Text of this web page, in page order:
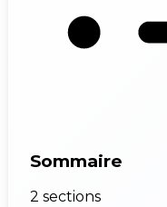
Sommaire
2 sections